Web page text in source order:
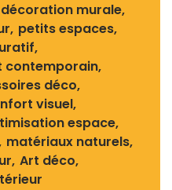
décoration murale
petits espaces
contemporain
déco
visuel
espace
matériaux naturels
Art déco